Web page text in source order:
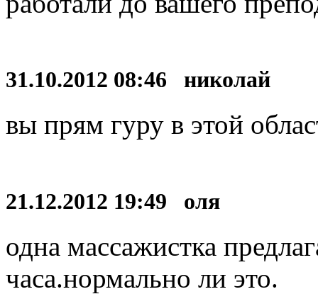
31.10.2012 08:46 николай
вы прям гуру в этой
21.12.2012 19:49 оля
одна массажистка
часа.нормально ли это.